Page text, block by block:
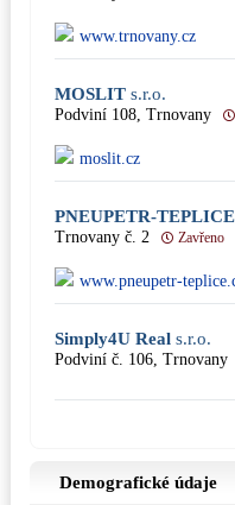
www.trnovany.cz
MOSLIT s.r.o.
Podviní 108, Trnovany
moslit.cz
PNEUPETR-TEPLICE
Trnovany č. 2 Zavřeno
www.pneupetr-
Simply4U Real s.r.o.
Podviní č. 106, Trnovany
Demografické údaje